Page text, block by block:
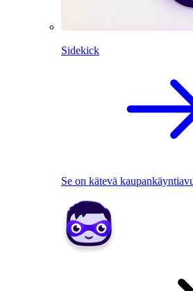
Sidekick
Se on kätevä